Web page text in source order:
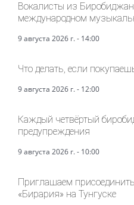
Вокалисты из
международном
9 августа 2026 г. - 14:00
Что делать, если
9 августа 2026 г. - 12:00
Каждый четвёртый
предупреждения
9 августа 2026 г. - 10:00
Приглашаем
«Бирария» на Тунгуске